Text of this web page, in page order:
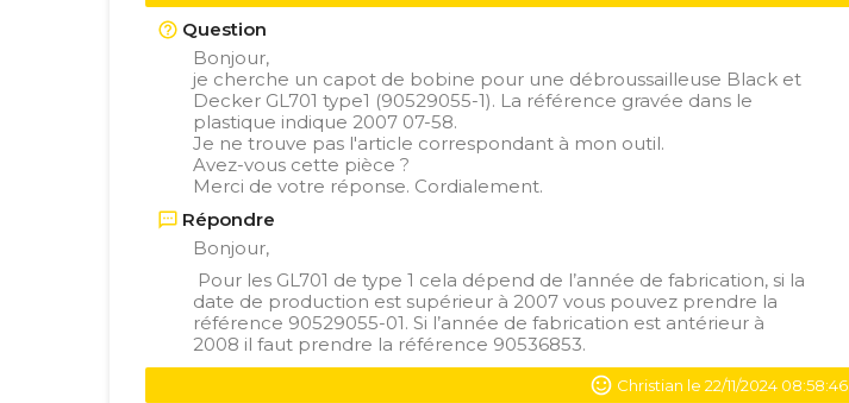
Question
Bonjour,
je cherche un capot de bobine pour une débroussailleuse Black et
Decker GL701 type1 (90529055-1). La référence gravée dans le
plastique indique 2007 07-58.
Je ne trouve pas l'article correspondant à mon outil.
Avez-vous cette pièce ?
Merci de votre réponse. Cordialement.
Répondre
Bonjour,
Pour les GL701 de type 1 cela dépend de l’année de fabrication, si la
date de production est supérieur à 2007 vous pouvez prendre la
référence 90529055-01. Si l’année de fabrication est antérieur à
2008 il faut prendre la référence 90536853.
Christian le 22/11/2024 08:58:46